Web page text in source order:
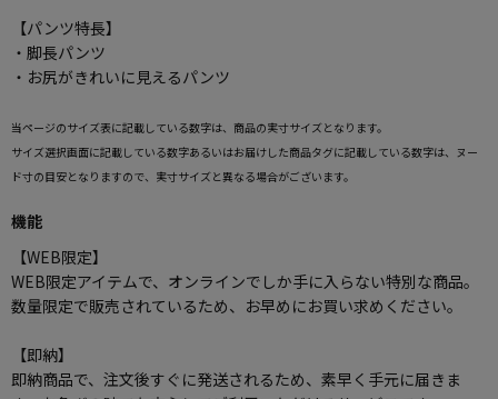
【パンツ特長】
・脚長パンツ
・お尻がきれいに見えるパンツ
当ページのサイズ表に記載している数字は、商品の実寸サイズとなります。
サイズ選択画面に記載している数字あるいはお届けした商品タグに記載している数字は、ヌー
ド寸の目安となりますので、実寸サイズと異なる場合がございます。
機能
【WEB限定】
WEB限定アイテムで、オンラインでしか手に入らない特別な商品。
数量限定で販売されているため、お早めにお買い求めください。
【即納】
即納商品で、注文後すぐに発送されるため、素早く手元に届きま